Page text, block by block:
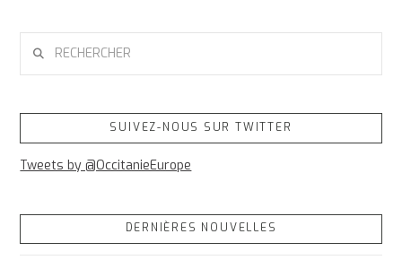
SUIVEZ-NOUS SUR TWITTER
Tweets by @OccitanieEurope
DERNIÈRES NOUVELLES